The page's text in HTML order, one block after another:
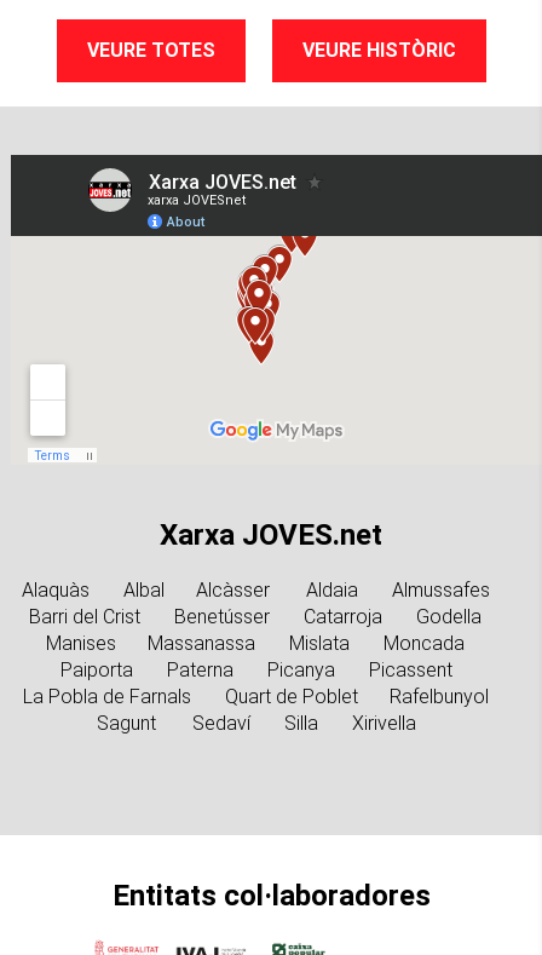
VEURE TOTES VEURE HISTÒRIC
Xarxa JOVES.net
Alaquàs Albal Alcàsser Aldaia
Almussafes
Barri del Crist
Benetússer Catarroja
Godella
Manises
Massanassa Mislata
Moncada
Paiporta
Paterna Picanya
Picassent
La Pobla de Farnals
Quart de Poblet
Rafelbunyol
Sagunt
Sedaví Silla Xirivella
Entitats col·laboradores